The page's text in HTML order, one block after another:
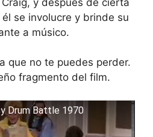
se involucre y brinde su
a músico.
que no te puedes perder.
fragmento del film.
Drum Battle 1970